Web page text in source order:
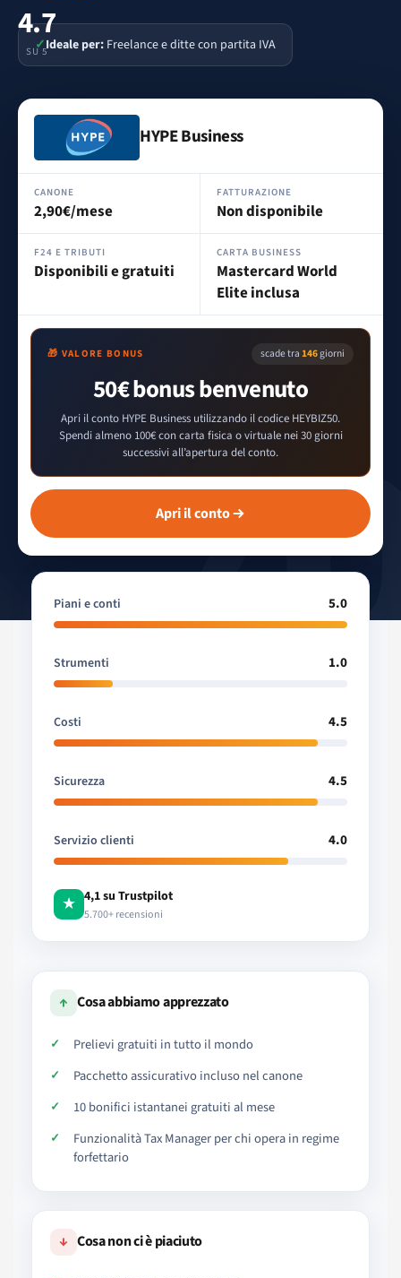
4.7
SU 5
✓Ideale per: Freelance e ditte con partita IVA
HYPE Business
CANONE
2,90€/mese
FATTURAZIONE
Non disponibile
F24 E TRIBUTI
Disponibili e gratuiti
CARTA BUSINESS
Mastercard World
Elite inclusa
🎁 VALORE BONUS scade tra146giorni
50€ bonus benvenuto
Apri il conto HYPE Business utilizzando il codice HEYBIZ50.
Spendi almeno 100€ con carta fisica o virtuale nei 30 giorni
successivi all’apertura del conto.
Apri il conto
Piani e conti 5.0
Strumenti 1.0
Costi 4.5
Sicurezza 4.5
Servizio clienti 4.0
★ 4,1 su Trustpilot
5.700+ recensioni
↑ Cosa abbiamo apprezzato
Prelievi gratuiti in tutto il mondo
Pacchetto assicurativo incluso nel canone
10 bonifici istantanei gratuiti al mese
Funzionalità Tax Manager per chi opera in regime
forfettario
↓ Cosa non ci è piaciuto